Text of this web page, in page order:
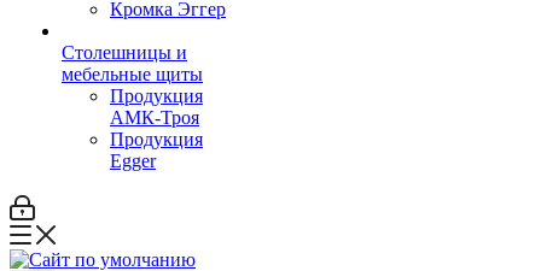
Кромка Эггер
Столешницы и
мебельные щиты
Продукция
АМК-Троя
Продукция
Egger